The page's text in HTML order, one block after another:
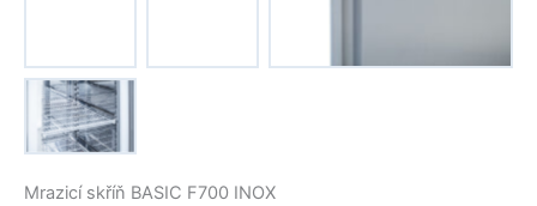
Žádný
titulek
Mrazicí skříň BASIC F700 INOX